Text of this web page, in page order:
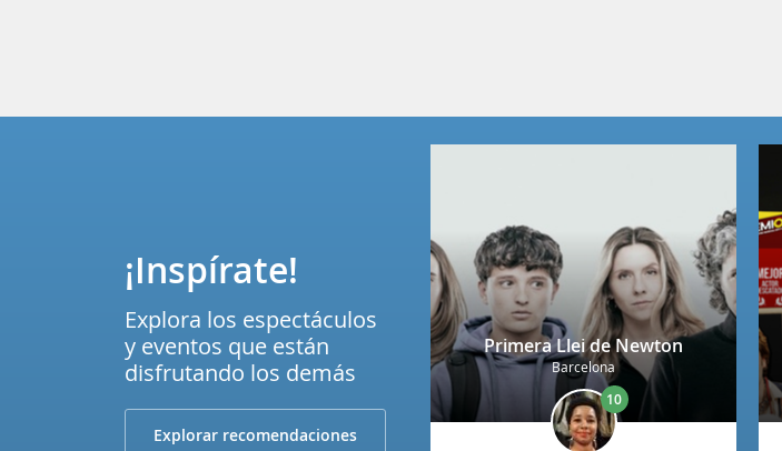
Primera Llei de Newton
Barcelona
10
¡Inspírate!
Explora los espectáculos
y eventos que están
disfrutando los demás
Explorar recomendaciones